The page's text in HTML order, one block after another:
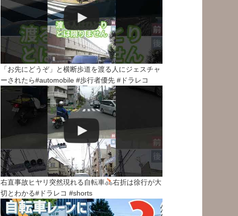
「お先にどうぞ」と横断歩道を渡る人にジェスチャ
ーされたら#automobile #歩行者優先 #ドラレコ
右直事故ヒヤリ突然現れる自転車
右折は徐行が大
切とわかる#ドラレコ #shorts